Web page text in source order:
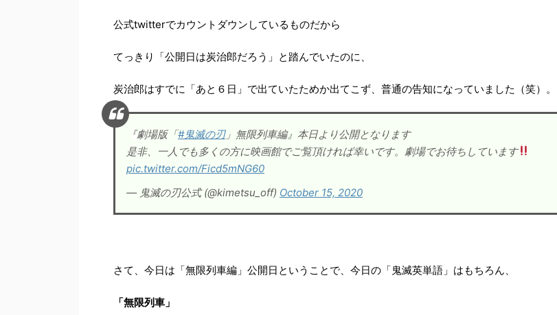
公式twitterでカウントダウンしているものだから
てっきり「公開日は炭治郎だろう」と踏んでいたのに、
炭治郎はすでに「あと６日」で出ていたためか出てこず、普通の告知になっていました（笑）。
『劇場版「#鬼滅の刃」無限列車編』本日より公開となります
是非、一人でも多くの方に映画館でご覧頂ければ幸いです。劇場でお待ちしています
pic.twitter.com/Ficd5mNG60
— 鬼滅の刃公式 (@kimetsu_off) October 15, 2020
さて、今日は「無限列車編」公開日ということで、今日の「鬼滅英単語」はもちろん、
「無限列車」